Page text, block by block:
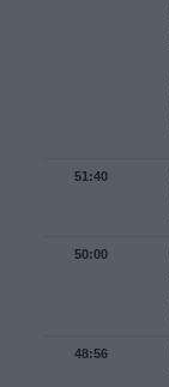
51:40
50:00
48:56